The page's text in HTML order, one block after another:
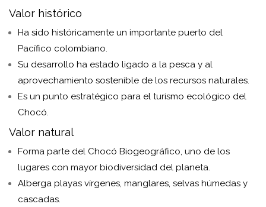
Valor histórico
Ha sido históricamente un importante puerto del
Pacífico colombiano.
Su desarrollo ha estado ligado a la pesca y al
aprovechamiento sostenible de los recursos naturales.
Es un punto estratégico para el turismo ecológico del
Chocó.
Valor natural
Forma parte del Chocó Biogeográfico, uno de los
lugares con mayor biodiversidad del planeta.
Alberga playas vírgenes, manglares, selvas húmedas y
cascadas.